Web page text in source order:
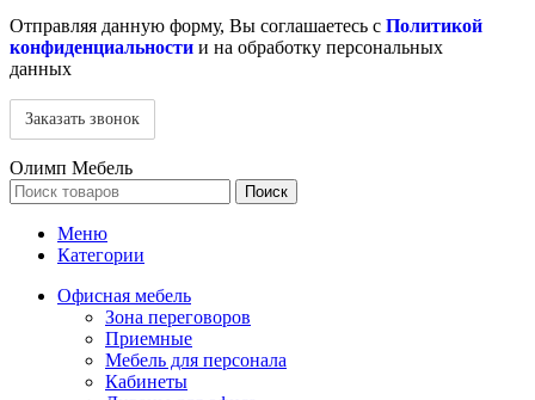
Отправляя данную форму, Вы соглашаетесь с Политикой
конфиденциальности и на обработку персональных
данных
Олимп Мебель
Поиск
Меню
Категории
Офисная мебель
Зона переговоров
Приемные
Мебель для персонала
Кабинеты